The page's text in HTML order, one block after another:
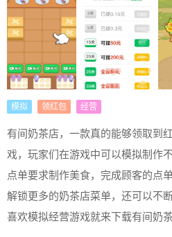
模拟 领红包 经营
有间奶茶店，一款真的能够领取到
戏，玩家们在游戏中可以模拟制作
点单要求制作美食，完成顾客的点
解锁更多的奶茶店菜单，还可以不
喜欢模拟经营游戏就来下载有间奶